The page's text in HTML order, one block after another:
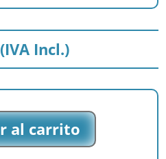
(IVA Incl.)
al carrito